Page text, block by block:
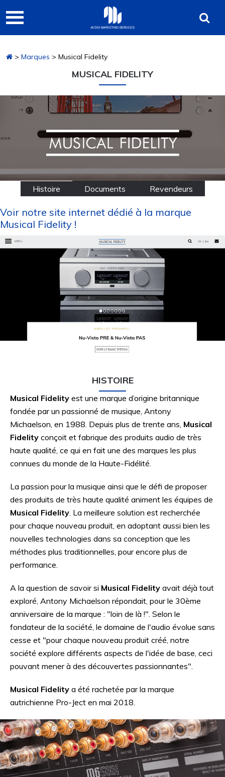
la
principale
au
contenu
Audio
Marketing
> Marques > Musical Fidelity
MUSICAL FIDELITY
Histoire Documents Revendeurs
Voir notre site internet dédié à la marque
Musical Fidelity !
HISTOIRE
Musical Fidelity est une marque d’origine britannique
fondée par un passionné de musique, Antony
Michaelson, en 1988. Depuis plus de trente ans, Musical
Fidelity conçoit et fabrique des produits audio de très
haute qualité, ce qui en fait une des marques les plus
connues du monde de la Haute-Fidélité.
La passion pour la musique ainsi que le défi de proposer
des produits de très haute qualité animent les équipes de
Musical Fidelity. La meilleure solution est recherchée
pour chaque nouveau produit, en adoptant aussi bien les
nouvelles technologies dans sa conception que les
méthodes plus traditionnelles, pour encore plus de
performance.
A la question de savoir si Musical Fidelity avait déjà tout
exploré, Antony Michaelson répondait, pour le 30ème
anniversaire de la marque : "loin de là !". Selon le
fondateur de la société, le domaine de l'audio évolue sans
cesse et "pour chaque nouveau produit créé, notre
société explore différents aspects de l'idée de base, ceci
pouvant mener à des découvertes passionnantes".
Musical Fidelity a été rachetée par la marque
autrichienne Pro-Ject en mai 2018.